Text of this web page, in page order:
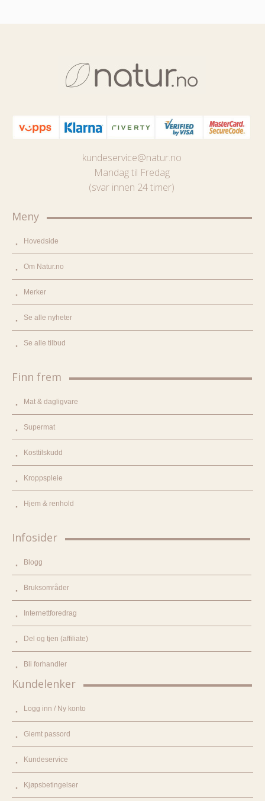
kundeservice@natur.no
Mandag til Fredag
(svar innen 24 timer)
Meny
Hovedside
Om Natur.no
Merker
Se alle nyheter
Se alle tilbud
Finn frem
Mat & dagligvare
Supermat
Kosttilskudd
Kroppspleie
Hjem & renhold
Infosider
Blogg
Bruksområder
Internettforedrag
Del og tjen (affiliate)
Bli forhandler
Kundelenker
Logg inn / Ny konto
Glemt passord
Kundeservice
Kjøpsbetingelser